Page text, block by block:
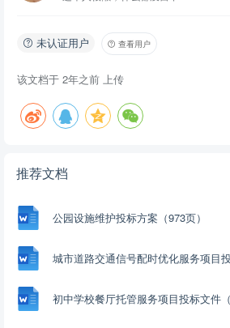
141 3.12.2食品贮存管理制度 142 3.12.3粗加
害管理方案 148 3.13.3 餐厅环境管理方案
170 3.13.4.2垃圾处理方案 176 3.13.4.3餐、
3.14食品质量控制制度 178 3.14.1 质量控制
（ 1） 炉灶安全操作流程 191 （ 2 ） 蒸箱
拌机安全操作流程 195 （ 6 ） 绞肉机安全操
堂保温莱炉、饭桶、汤桶安全操作流程 197
未认证用户 查看用户
该文档于 2年之前 上传
推荐文档
公园设施维护投标方案（973页）
城市道路交通信号配时优化服务项目
初中学校餐厅托管服务项目投标文件（